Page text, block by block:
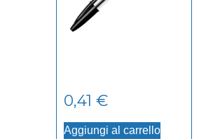
0,41 €
Aggiungi al carrello